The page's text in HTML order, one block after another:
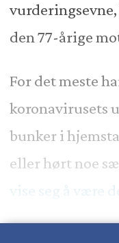
den 77-årige
For det meste
koronavirusets
bunker i
eller hørt noe
vise seg å være